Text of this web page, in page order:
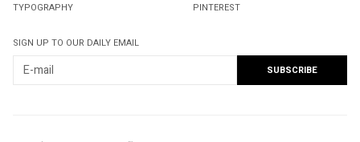
TYPOGRAPHY
PINTEREST
SIGN UP TO OUR DAILY EMAIL